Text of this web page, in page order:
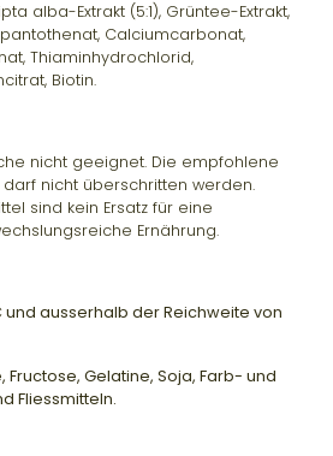
alba-Extrakt (5:1), Grüntee-Extrakt,
Calciumcarbonat,
Thiaminhydrochlorid,
Biotin.
nicht geeignet. Die empfohlene
nicht überschritten werden.
sind kein Ersatz für eine
Ernährung.
und ausserhalb der Reichweite von
Fructose, Gelatine, Soja, Farb- und
Fliessmitteln.